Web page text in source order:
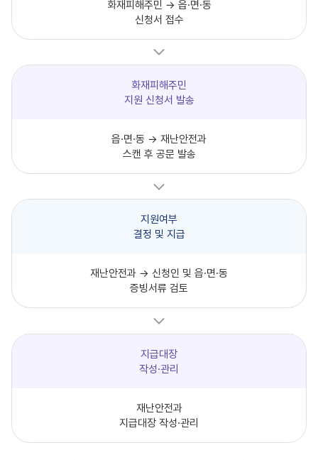
화재피해주민 → 읍·면·동
신청서 접수
화재피해주민
지원 신청서 발송
읍·면·동 → 재난안전과
스캔 후 공문 발송
지원여부
결정 및 지급
재난안전과 → 신청인 및 읍·면·동
증빙서류 검토
지급대장
작성·관리
재난안전과
지급대장 작성·관리